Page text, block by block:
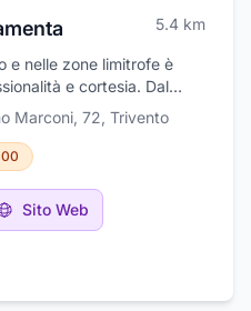
5.4 km
e nelle zone limitrofe è
e cortesia. Dal
di ferramenta,
articoli per
professionali, bulloneria,
e tanto altro.
vendita sono 2, quello
in C.so Marconi,
punto vendita in via
Store Berardis. Il secondo
Marconi, 72, Trivento
Sito Web